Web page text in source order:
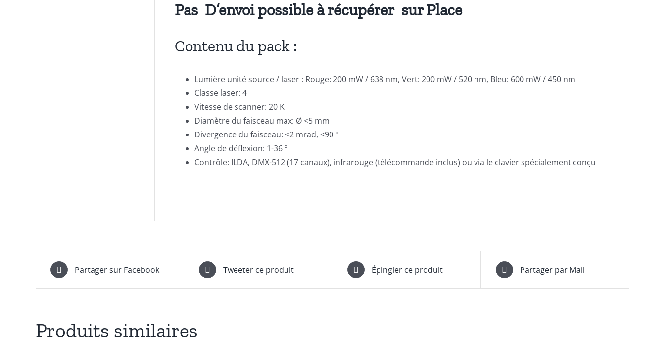
Pas D’envoi possible à récupérer sur Place
Contenu du pack :
Lumière unité source / laser : Rouge: 200 mW / 638 nm, Vert: 200 mW / 520 nm, Bleu: 600 mW / 450 nm
Classe laser: 4
Vitesse de scanner: 20 K
Diamètre du faisceau max: Ø <5 mm
Divergence du faisceau: <2 mrad, <90 °
Angle de déflexion: 1-36 °
Contrôle: ILDA, DMX-512 (17 canaux), infrarouge (télécommande inclus) ou via le clavier spécialement conçu
Partager sur Facebook Tweeter ce produit Épingler ce produit Partager par Mail
Produits similaires